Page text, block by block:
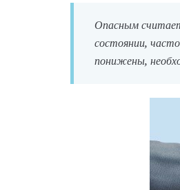
Опасным
состоянии,
понижены,